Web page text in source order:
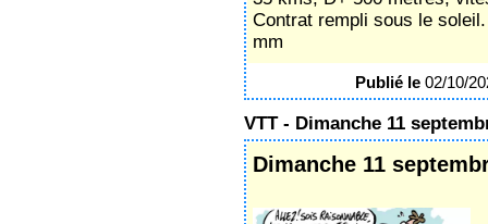
Contrat rempli sous le soleil.
mm
Publié le 02/10/
VTT - Dimanche 11
Dimanche 11